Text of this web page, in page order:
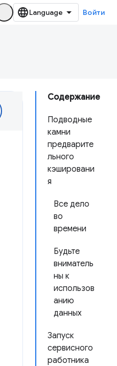
Войти
Содержание
Подводные
камни
предварите
льного
кэшировани
я
Все дело
во
времени
Будьте
вниматель
ны к
использов
анию
данных
Запуск
сервисного
работника